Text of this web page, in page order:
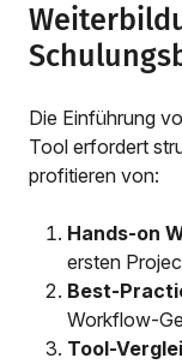
Die Einführung
Tool erfordert
profitieren von:
Hands-on
ersten
Best-
Workflow-
Tool-